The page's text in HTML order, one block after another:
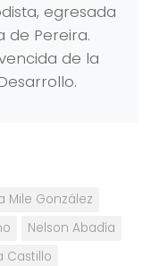
egresada
de Pereira.
de la
Mile González
Nelson Abadía
Castillo